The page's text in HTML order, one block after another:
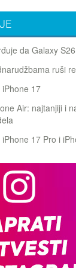
da Galaxy
ruši
17
Air: najtanjiji i
17 Pro i